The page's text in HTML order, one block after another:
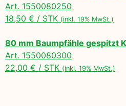
Art. 1550080250
18,50 € / STK (inkl. 19% MwSt.)
80 mm Baumpfähle gespitzt
Art. 1550080300
22,00 € / STK (inkl. 19% MwSt.)